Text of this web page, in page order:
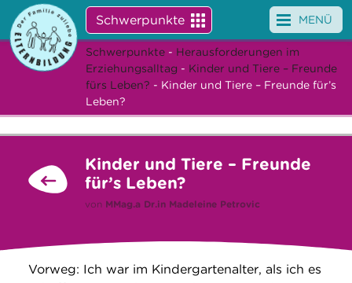
Schwerpunkte
Angebote
Veranstaltungen
News
Service
Suche
MENÜ
Schwerpunkte - Herausforderungen im
Erziehungsalltag - Kinder und Tiere – Freunde
fürs Leben? - Kinder und Tiere – Freunde für’s
Leben?
Kinder und Tiere – Freunde
für’s Leben?
von MMag.a Dr.in Madeleine Petrovic
Vorweg: Ich war im Kindergartenalter, als ich es